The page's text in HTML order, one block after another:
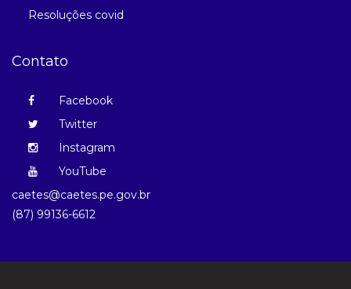
Resoluções covid
Contato
Facebook
Twitter
Instagram
YouTube
caetes@caetes.pe.gov.br
(87) 99136-6612